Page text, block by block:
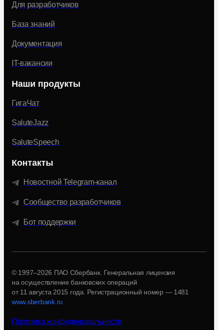
Для разработчиков
База знаний
Документация
IT-вакансии
Наши продукты
ГигаЧат
SaluteJazz
SaluteSpeech
Контакты
Новостной Telegram-канал
Сообщество разработчиков
Бот поддержки
© 1997–2026 ПАО Сбербанк. Генеральная лицензия
на осуществление банковских операций
от 11 августа 2015 года. Регистрационный номер — 1481
www.sberbank.ru
Политика конфиденциальности